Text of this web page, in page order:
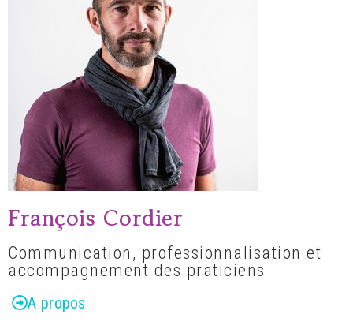
François Cordier
Communication, professionnalisation et
accompagnement des praticiens
A propos